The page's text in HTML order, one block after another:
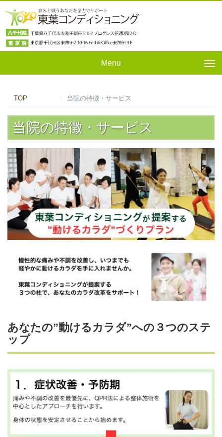
Menu
TOP 当院の特徴・サービス
当院の特徴・サービス
あなたの”動けるカラダ”への３つのステ
ップ